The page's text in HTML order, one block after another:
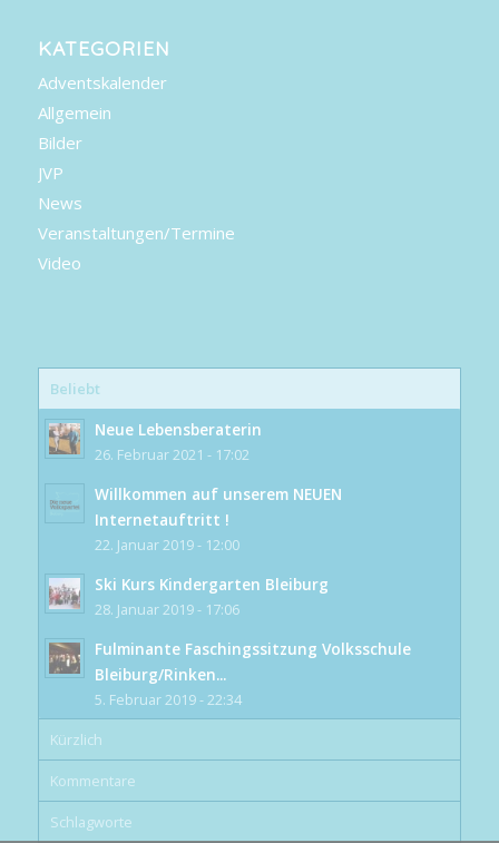
KATEGORIEN
Adventskalender
Allgemein
Bilder
JVP
News
Veranstaltungen/Termine
Video
Beliebt
Neue Lebensberaterin
26. Februar 2021 - 17:02
Willkommen auf unserem NEUEN
Internetauftritt !
22. Januar 2019 - 12:00
Ski Kurs Kindergarten Bleiburg
28. Januar 2019 - 17:06
Fulminante Faschingssitzung Volksschule
Bleiburg/Rinken...
5. Februar 2019 - 22:34
Kürzlich
Kommentare
Schlagworte